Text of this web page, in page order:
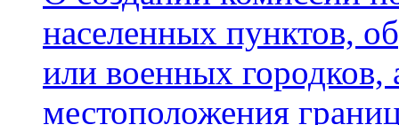
населенных пунктов,
или военных
местоположения